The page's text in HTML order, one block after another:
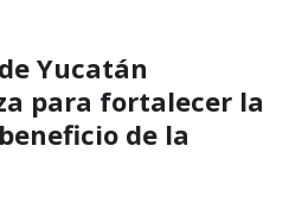
Yucatán
para fortalecer la
de la